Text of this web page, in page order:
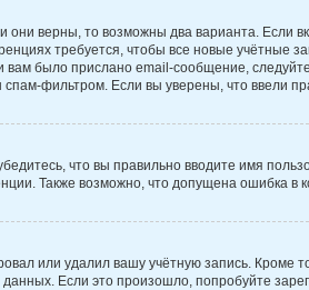
верны, то возможны два варианта. Если
требуется, чтобы все новые учётные
было прислано email-сообщение,
фильтром. Если вы уверены, что ввели
что вы правильно вводите имя
Также возможно, что допущена ошибка
или удалил вашу учётную запись.
Если это произошло, попробуйте